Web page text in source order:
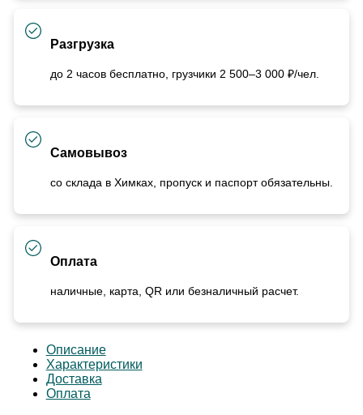
Разгрузка
до 2 часов бесплатно, грузчики 2 500–3 000 ₽/чел.
Самовывоз
со склада в Химках, пропуск и паспорт обязательны.
Оплата
наличные, карта, QR или безналичный расчет.
Описание
Характеристики
Доставка
Оплата